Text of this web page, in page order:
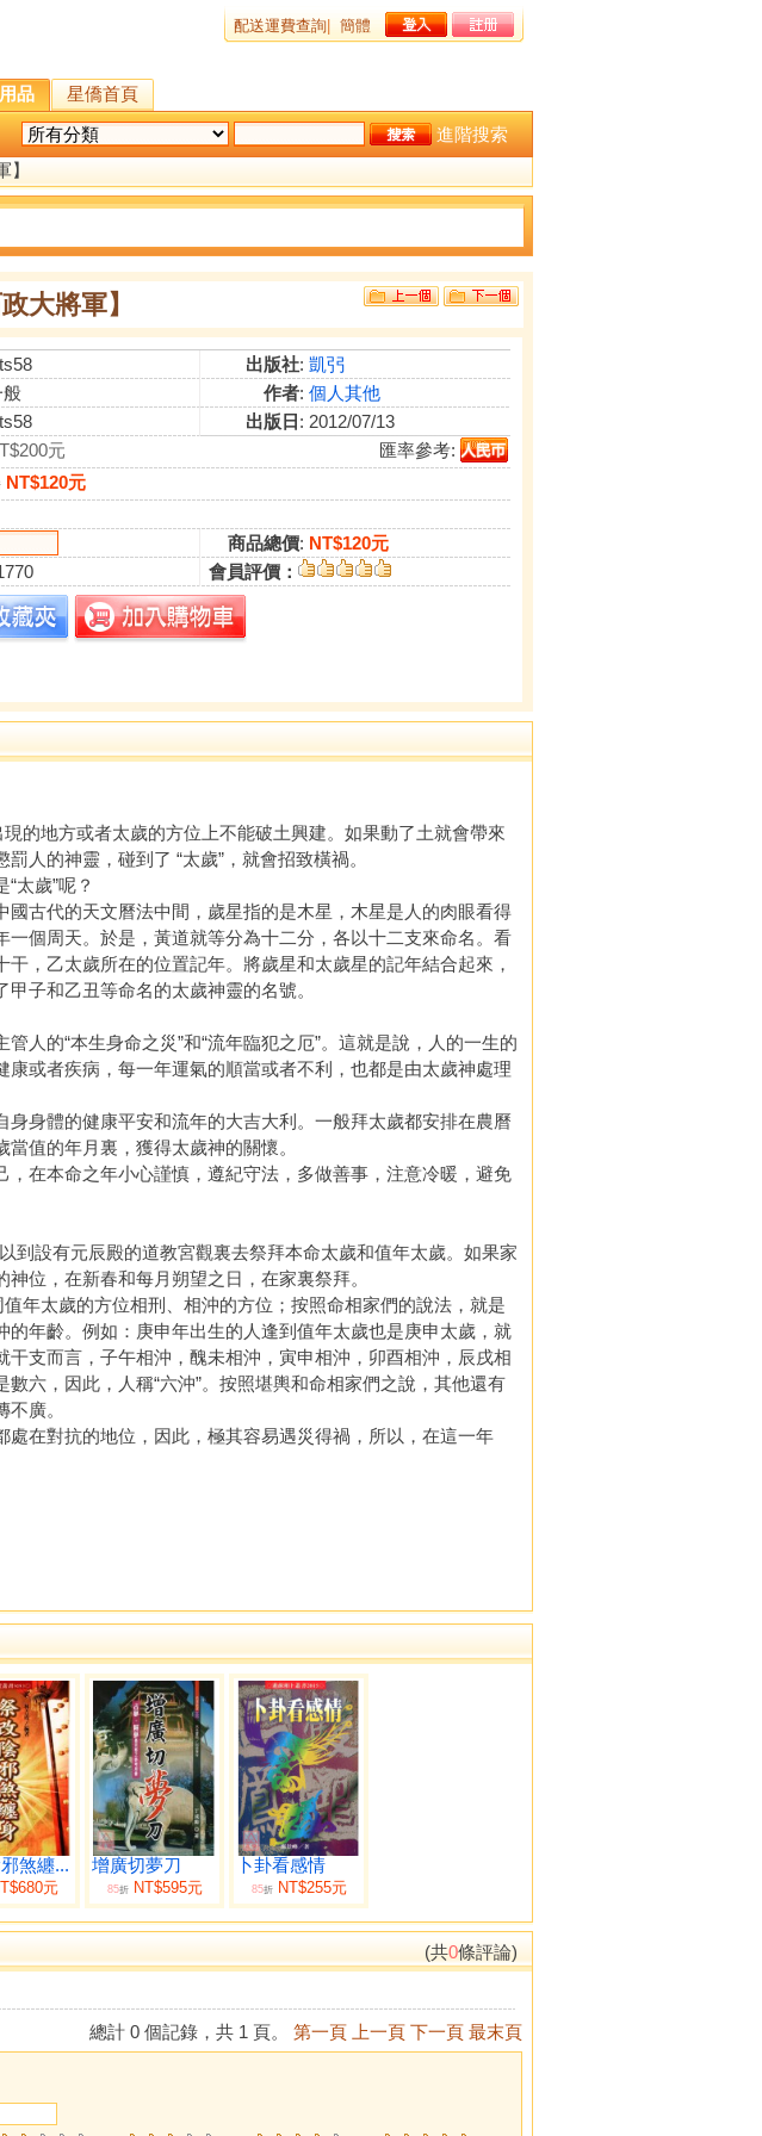
配送運費查詢 簡體
品
星僑首頁
進階搜索
大將軍】
出版社: 凱弜
般 作者: 個人其他
出版日 : 2012/07/13
元
匯率參考:
NT$120元
商品總價: NT$120元
會員評價：
的地方或者太歲的方位上不能破土興建。如果動了土就會帶來
人的神靈，碰到了 “太歲”，就會招致橫禍。
太歲”呢？
古代的天文曆法中間，歲星指的是木星，木星是人的肉眼看得
一個周天。於是，黃道就等分為十二分，各以十二支來命名。看
，乙太歲所在的位置記年。將歲星和太歲星的記年結合起來，
子和乙丑等命名的太歲神靈的名號。
人的“本生身命之災”和“流年臨犯之厄”。這就是說，人的一生的
或者疾病，每一年運氣的順當或者不利，也都是由太歲神處理
身體的健康平安和流年的大吉大利。一般拜太歲都安排在農曆
值的年月裏，獲得太歲神的關懷。
在本命之年小心謹慎，遵紀守法，多做善事，注意冷暖，避免
到設有元辰殿的道教宮觀裏去祭拜本命太歲和值年太歲。如果家
位，在新春和每月朔望之日，在家裏祭拜。
年太歲的方位相刑、相沖的方位；按照命相家們的說法，就是
年齡。例如：庚申年出生的人逢到值年太歲也是庚申太歲，就
支而言，子午相沖，醜未相沖，寅申相沖，卯酉相沖，辰戌相
六，因此，人稱“六沖”。按照堪輿和命相家們之說，其他還有
廣。
在對抗的地位，因此，極其容易遇災得禍，所以，在這一年
煞纏...
元
增廣切夢刀
85折NT$595元
卜卦看感情
85折NT$255元
(共0條評論)
總計 0 個記錄，共 1 頁。 第一頁 上一頁 下一頁 最末頁